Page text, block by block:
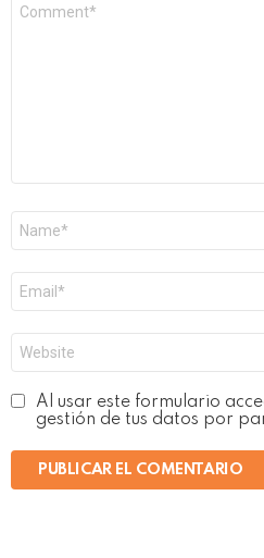
electrónico
*
Al usar este formulario
gestión de tus datos por